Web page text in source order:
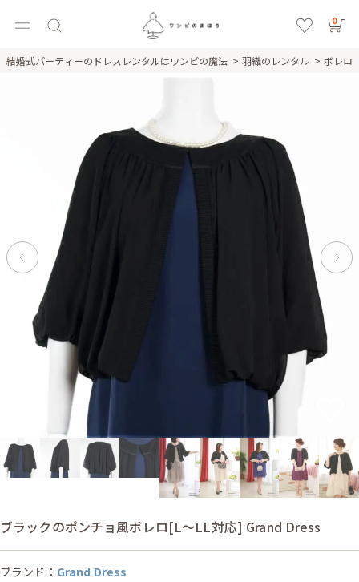
0
結婚式パーティーのドレスレンタルはワンピの魔法 羽織のレンタル ボレロ
ブラックのポンチョ風ボレロ[L〜LL対応] Grand Dress
ブランド： Grand Dress